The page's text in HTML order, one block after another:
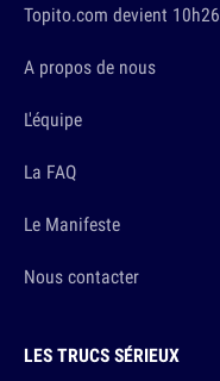
Topito.com devient 10h26
A propos de nous
L'équipe
La FAQ
Le Manifeste
Nous contacter
LES TRUCS SÉRIEUX